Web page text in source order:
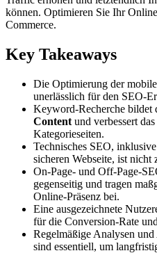
können. Optimieren Sie Ihr
Commerce.
Key Takeaways
Die Optimierung der
unerlässlich für den SEO-
Keyword-Recherche bildet
Content und verbessert
Kategorieseiten.
Technisches SEO,
sicheren Webseite, ist nicht
On-Page- und Off-Page-
gegenseitig und tragen
Online-Präsenz bei.
Eine ausgezeichnete
für die Conversion-Rate
Regelmäßige Analysen
sind essentiell, um